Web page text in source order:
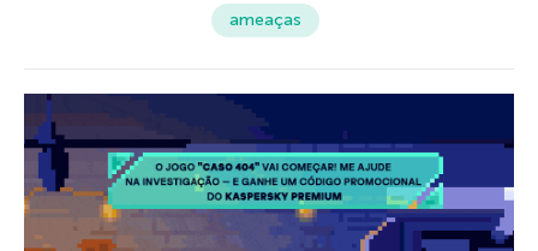
ameaças